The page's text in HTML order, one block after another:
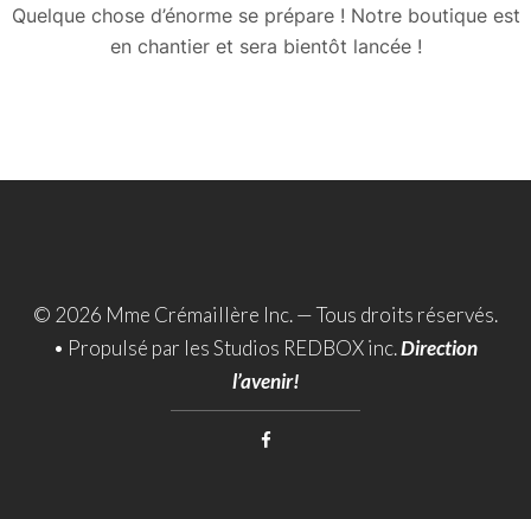
Quelque chose d’énorme se prépare ! Notre boutique est
en chantier et sera bientôt lancée !
© 2026 Mme Crémaillère Inc. — Tous droits réservés.
• Propulsé par les Studios REDBOX inc.Direction
l’avenir!